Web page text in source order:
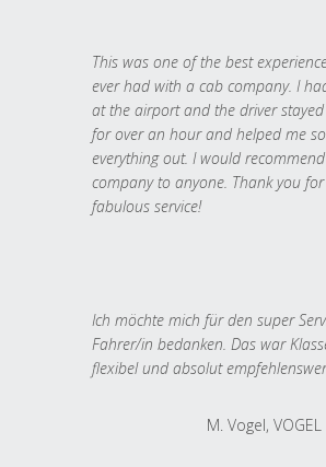
This was one of the best
ever had with a cab company. I
at the airport and the driver
for over an hour and helped me
everything out. I would
company to anyone. Thank you for
fabulous service!
Ich möchte mich für den super
Fahrer/in bedanken. Das war
flexibel und absolut
M. Vogel,